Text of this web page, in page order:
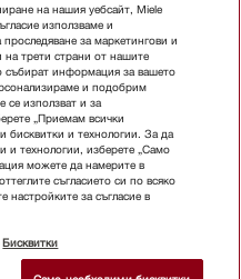
на нашия уебсайт, Miele
използваме и
за маркетингови и
на трети страни от нашите
събират информация за вашето
и подобрим
се използват и за
„Приемам всички
бисквитки и технологии. За да
и технологии, изберете „Само
можете да намерите в
съгласието си по всяко
настройките за съгласие в
Бисквитки